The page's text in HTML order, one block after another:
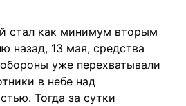
стал как минимум вторым
назад, 13 мая, средства
уже перехватывали
в небе над
Тогда за сутки